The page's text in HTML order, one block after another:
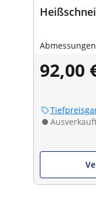
Abmessungen
92,00